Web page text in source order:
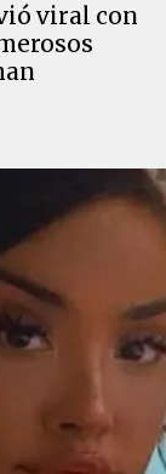
viral con